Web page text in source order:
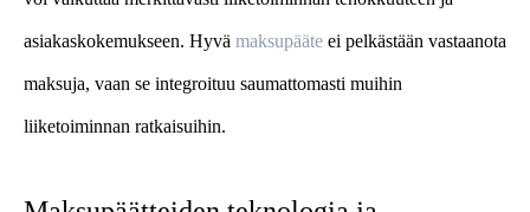
asiakaskokemukseen. Hyvä maksupääte ei pelkästään vastaanota
maksuja, vaan se integroituu saumattomasti muihin
liiketoiminnan ratkaisuihin.